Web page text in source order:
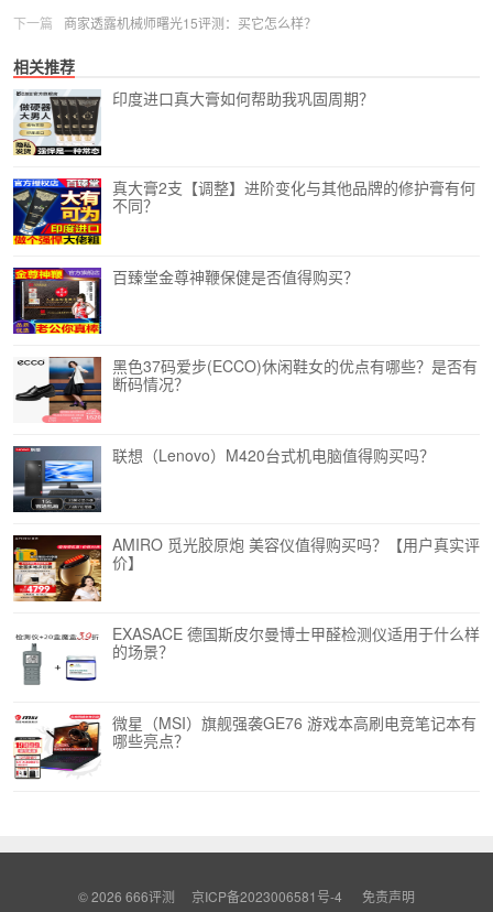
下一篇
商家透露机械师曙光15评测：买它怎么样？
相关推荐
印度进口真大膏如何帮助我巩固周期？
真大膏2支【调整】进阶变化与其他品牌的修护膏有何
不同？
百臻堂金尊神鞭保健是否值得购买？
黑色37码爱步(ECCO)休闲鞋女的优点有哪些？是否有
断码情况？
联想（Lenovo）M420台式机电脑值得购买吗？
AMIRO 觅光胶原炮 美容仪值得购买吗？【用户真实评
价】
EXASACE 德国斯皮尔曼博士甲醛检测仪适用于什么样
的场景？
微星（MSI）旗舰强袭GE76 游戏本高刷电竞笔记本有
哪些亮点？
© 2026 666评测 京ICP备2023006581号-4 免责声明